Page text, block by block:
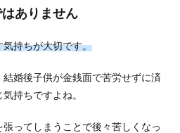
ありません
気持ちが大切です。
婚後子供が金銭面で苦労せずに済
持ちですよね。
ってしまうことで後々苦しくなっ